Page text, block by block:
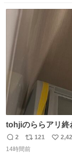
数
tohjiのららアリ終
にアイス置いてあ
がとう
返
信
2
リ
ポ
121
い
14時間前